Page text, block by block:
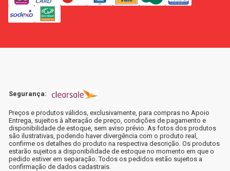
Segurança:
Preços e produtos válidos, exclusivamente, para compras no Apoio
Entrega, sujeitos à alteração de preço, condições de pagamento e
disponibilidade de estoque, sem aviso prévio. As fotos dos produtos
são ilustrativas, podendo haver divergência com o produto real,
confirme os detalhes do produto na respectiva descrição. Os produtos
estarão sujeitos a disponibilidade de estoque no momento em que o
pedido estiver em separação. Todos os pedidos estão sujeitos a
confirmação de dados cadastrais.